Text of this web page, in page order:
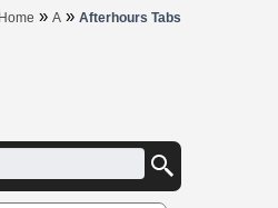
Home » A » Afterhours Tabs